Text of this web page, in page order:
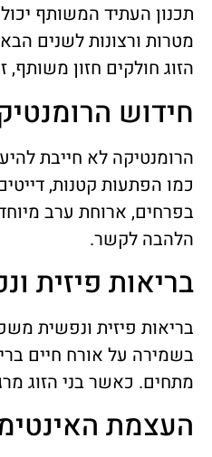
תכנון העתיד המשותף
מטרות ורצונות לשנים
הזוג חולקים חזון
חידוש
הרומנטיקה לא חייבת
כמו הפתעות קטנות,
בפרחים, ארוחת ערב
הלהבה לקשר.
בריאות פיזית
בריאות פיזית ונפשית
בשמירה על אורח חיים
מתחים. כאשר בני הזוג
העצמת